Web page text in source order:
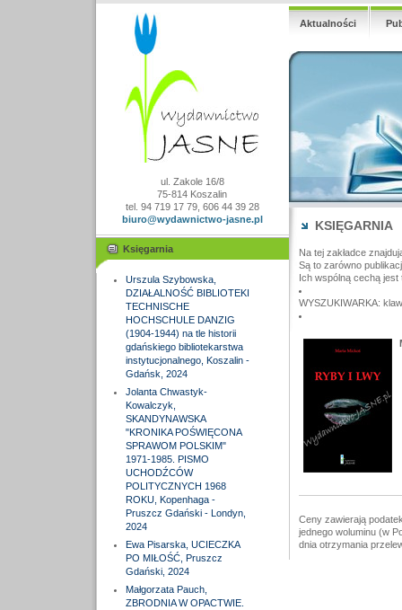
ul. Zakole 16/8
75-814 Koszalin
tel. 94 719 17 79, 606 44 39 28
biuro@wydawnictwo-jasne.pl
Księgarnia
Urszula Szybowska,
DZIAŁALNOŚĆ BIBLIOTEKI
TECHNISCHE
HOCHSCHULE DANZIG
(1904-1944) na tle historii
gdańskiego bibliotekarstwa
instytucjonalnego, Koszalin -
Gdańsk, 2024
Jolanta Chwastyk-
Kowalczyk,
SKANDYNAWSKA
"KRONIKA POŚWIĘCONA
SPRAWOM POLSKIM"
1971-1985. PISMO
UCHODŹCÓW
POLITYCZNYCH 1968
ROKU, Kopenhaga -
Pruszcz Gdański - Londyn,
2024
Ewa Pisarska, UCIECZKA
PO MIŁOŚĆ, Pruszcz
Gdański, 2024
Małgorzata Pauch,
ZBRODNIA W OPACTWIE.
Aktualności
KSIĘGARNIA
Na tej zakładce
Są to zarówno
Ich wspólną cechą
WYSZUKIWARKA:
Ceny zawierają
jednego woluminu (w
dnia otrzymania